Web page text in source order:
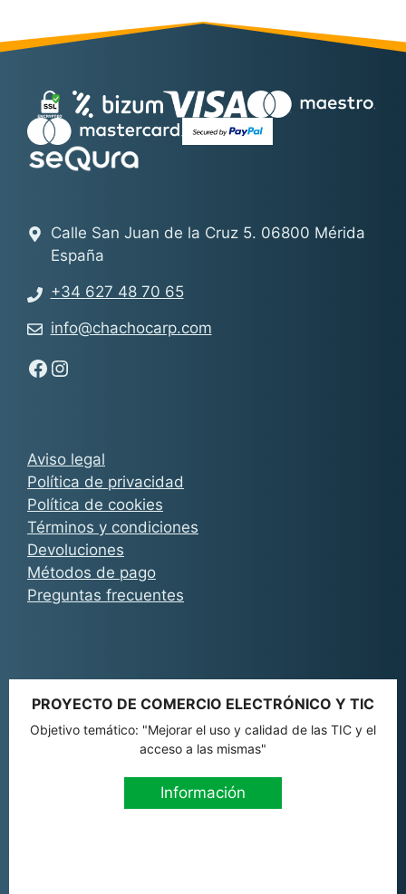
Aviso legal
Política de privacidad
Política de cookies
Términos y condiciones
Devoluciones
Métodos de pago
Preguntas frecuentes
Calle San Juan de la Cruz 5. 06800 Mérida
España
+34 627 48 70 65
info@chachocarp.com
Síguenos en Facebook - Chachocarp
Síguenos en Instagram - Chachocarp
PROYECTO DE COMERCIO ELECTRÓNICO Y TIC
Objetivo temático: "Mejorar el uso y calidad de las TIC y el
acceso a las mismas"
Información